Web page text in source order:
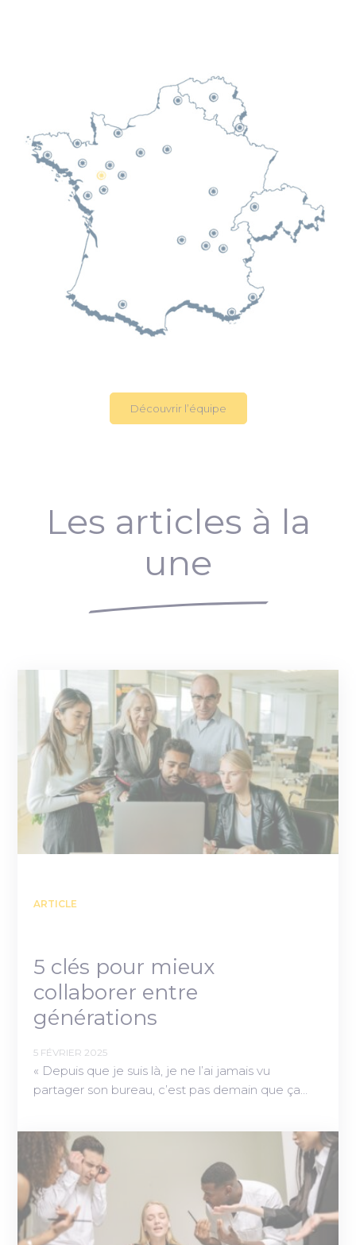
Découvrir l’équipe
Les articles à la
une
ARTICLE
5 clés pour mieux
collaborer entre
générations
5 FÉVRIER 2025
« Depuis que je suis là, je ne l’ai jamais vu
partager son bureau, c’est pas demain que ça…